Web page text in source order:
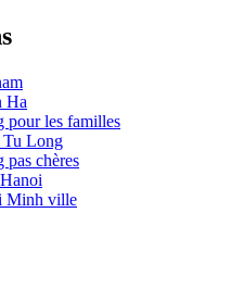
Ha
pour les familles
Tu Long
pas chères
Minh ville